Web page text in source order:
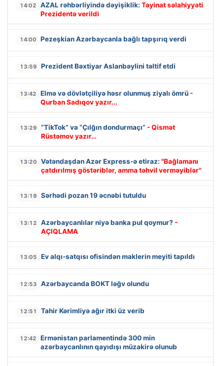
14:02 AZAL rəhbərliyində dəyişiklik: Təyinat səlahiyyəti
Prezidentə verildi
14:00 Pezeşkian Azərbaycanla bağlı tapşırıq verdi
13:59 Prezident Bəxtiyar Aslanbəylini təltif etdi
13:42 Elmə və dövlətçiliyə həsr olunmuş ziyalı ömrü -
Qurban Sadıqov yazır...
13:29 “TikTok” və “Çılğın dondurmaçı” - Qismət
Rüstəmov yazır…
13:20 Vətəndaşdan Azər Express-ə etiraz: "Bağlamanı
çatdırılmış göstəriblər, amma təhvil verməyiblər"
13:19 Sərhədi pozan 19 əcnəbi tutuldu
13:12 Azərbaycanlılar niyə banka pul qoymur? -
AÇIQLAMA
13:05 Ev alqı-satqısı ofisindən maklerin meyiti tapıldı
12:53 Azərbaycanda BOKT ləğv olundu
12:51 Tahir Kərimliyə ağır itki üz verib
12:42
Ermənistan parlamentində 300 min
azərbaycanlının qayıdışı müzakirə olunub